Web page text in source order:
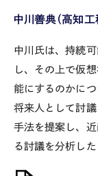
中川善典（高知工
中川氏は、持続
し、その上で仮
能にするのかに
将来人として討
手法を提案し、
る討議を分析した